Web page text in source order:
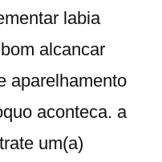
labia
alcancar
aparelhamento
aconteca. a
um(a)